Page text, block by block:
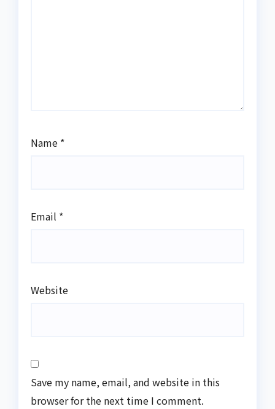
Name *
Email *
Website
Save my name, email, and website in this
browser for the next time I comment.